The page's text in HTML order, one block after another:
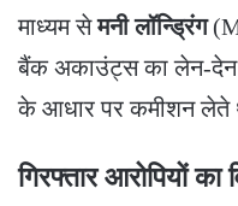
माध्यम सेमनी लॉन्ड्रिंग
बैंक अकाउंट्स का लेन-
के आधार पर कमीशन लेते
गिरफ्तार आरोपियों का